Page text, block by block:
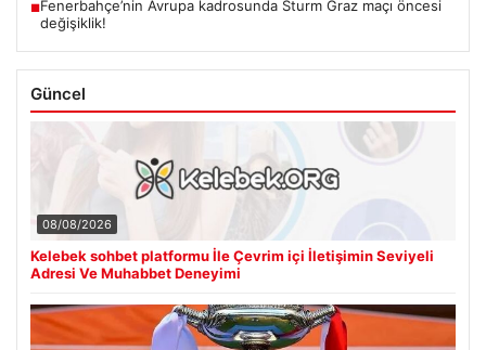
■Fenerbahçe’nin Avrupa kadrosunda Sturm Graz maçı öncesi
değişiklik!
Güncel
08/08/2026
Kelebek sohbet platformu İle Çevrim içi İletişimin Seviyeli
Adresi Ve Muhabbet Deneyimi